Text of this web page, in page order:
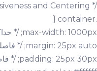
/* Main Container for Responsiveness and Centering */
.container {
max-width: 1000px; /* حداکثر عرض برای دسکتاپ و تلویزیون */
margin: 25px auto; /* فاصله از بالا و پایین و قرارگیری در مرکز */
padding: 25px 30px; /* فاصله داخلی برای محتوا */